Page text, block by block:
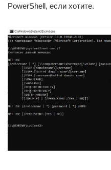
PowerShell, если хотите.